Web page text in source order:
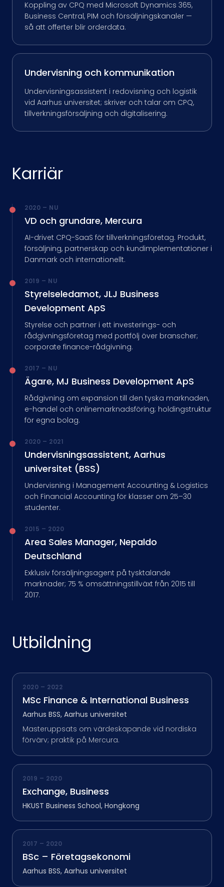
Koppling av CPQ med Microsoft Dynamics 365,
Business Central, PIM och försäljningskanaler —
så att offerter blir orderdata.
Undervisning och kommunikation
Undervisningsassistent i redovisning och logistik
vid Aarhus universitet; skriver och talar om CPQ,
tillverkningsförsäljning och digitalisering.
Karriär
2020 – NU
VD och grundare, Mercura
AI-drivet CPQ-SaaS för tillverkningsföretag. Produkt,
försäljning, partnerskap och kundimplementationer i
Danmark och internationellt.
2019 – NU
Styrelseledamot, JLJ Business
Development ApS
Styrelse och partner i ett investerings- och
rådgivningsföretag med portfölj över branscher;
corporate finance-rådgivning.
2017 – NU
Ägare, MJ Business Development ApS
Rådgivning om expansion till den tyska marknaden,
e-handel och onlinemarknadsföring; holdingstruktur
för egna bolag.
2020 – 2021
Undervisningsassistent, Aarhus
universitet (BSS)
Undervisning i Management Accounting & Logistics
och Financial Accounting för klasser om 25–30
studenter.
2015 – 2020
Area Sales Manager, Nepaldo
Deutschland
Exklusiv försäljningsagent på tysktalande
marknader; 75 % omsättningstillväxt från 2015 till
2017.
Utbildning
2020 – 2022
MSc Finance & International Business
Aarhus BSS, Aarhus universitet
Masteruppsats om värdeskapande vid nordiska
förvärv; praktik på Mercura.
2019 – 2020
Exchange, Business
HKUST Business School, Hongkong
2017 – 2020
BSc – Företagsekonomi
Aarhus BSS, Aarhus universitet